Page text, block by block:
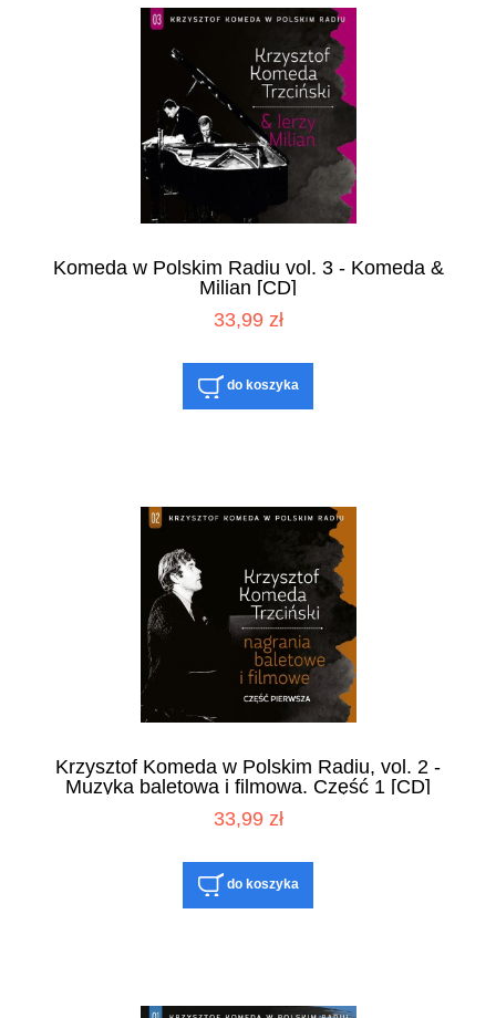
Komeda w Polskim Radiu vol. 3 - Komeda &
Milian [CD]
33,99 zł
do koszyka
Krzysztof Komeda w Polskim Radiu, vol. 2 -
Muzyka baletowa i filmowa. Część 1 [CD]
33,99 zł
do koszyka